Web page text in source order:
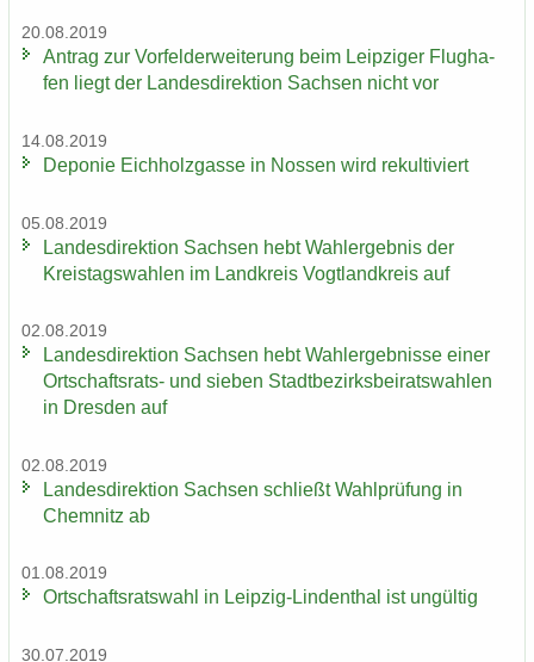
20.08.2019
An­trag zur Vor­fel­d­er­wei­te­rung beim Leip­zi­ger Flug­ha­
fen liegt der Lan­des­di­rek­ti­on Sach­sen nicht vor
14.08.2019
De­po­nie Eich­holz­gas­se in Nos­sen wird re­kul­ti­viert
05.08.2019
Lan­des­di­rek­ti­on Sach­sen hebt Wahl­er­geb­nis der
Kreis­tags­wah­len im Land­kreis Vogt­land­kreis auf
02.08.2019
Lan­des­di­rek­ti­on Sach­sen hebt Wahl­er­geb­nis­se einer
Ortschaftsrats-​ und sie­ben Stadt­be­zirks­bei­rats­wah­len
in Dres­den auf
02.08.2019
Lan­des­di­rek­ti­on Sach­sen schließt Wahl­prü­fung in
Chem­nitz ab
01.08.2019
Ort­schafts­rats­wahl in Leipzig-​Lindenthal ist un­gül­tig
30.07.2019